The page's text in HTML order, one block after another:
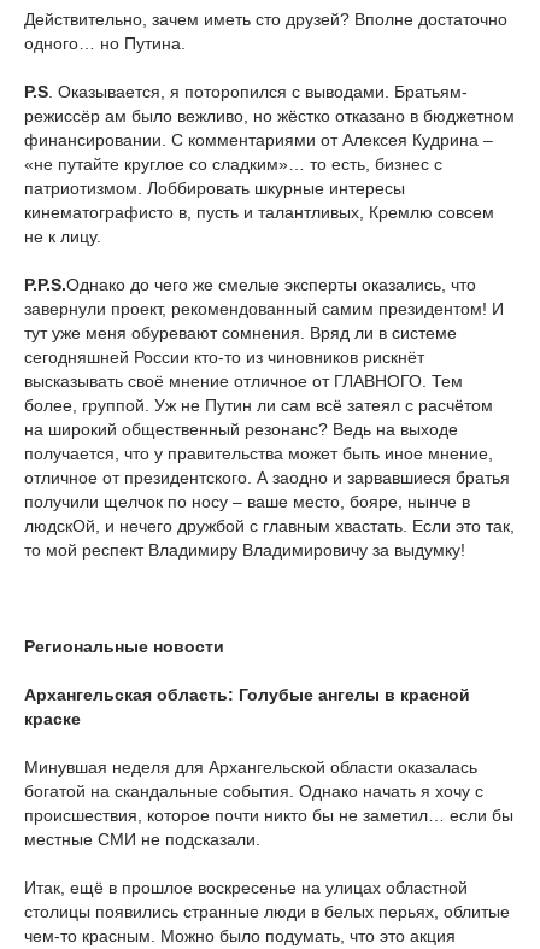
Действительно, зачем иметь сто друзей? Вполне достаточно
одного… но Путина.
P.S . Оказывается, я поторопился с выводами. Братьям-
режиссёр ам было вежливо, но жёстко отказано в бюджетном
финансировании. С комментариями от Алексея Кудрина –
«не путайте круглое со сладким»… то есть, бизнес с
патриотизмом. Лоббировать шкурные интересы
кинематографисто в, пусть и талантливых, Кремлю совсем
не к лицу.
P.P.S.Однако до чего же смелые эксперты оказались, что
завернули проект, рекомендованный самим президентом! И
тут уже меня обуревают сомнения. Вряд ли в системе
сегодняшней России кто-то из чиновников рискнёт
высказывать своё мнение отличное от ГЛАВНОГО. Тем
более, группой. Уж не Путин ли сам всё затеял с расчётом
на широкий общественный резонанс? Ведь на выходе
получается, что у правительства может быть иное мнение,
отличное от президентского. А заодно и зарвавшиеся братья
получили щелчок по носу – ваше место, бояре, нынче в
людскОй, и нечего дружбой с главным хвастать. Если это так,
то мой респект Владимиру Владимировичу за выдумку!
Региональные новости
Архангельская область: Голубые ангелы в красной
краске
Минувшая неделя для Архангельской области оказалась
богатой на скандальные события. Однако начать я хочу с
происшествия, которое почти никто бы не заметил… если бы
местные СМИ не подсказали.
Итак, ещё в прошлое воскресенье на улицах областной
столицы появились странные люди в белых перьях, облитые
чем-то красным. Можно было подумать, что это акция